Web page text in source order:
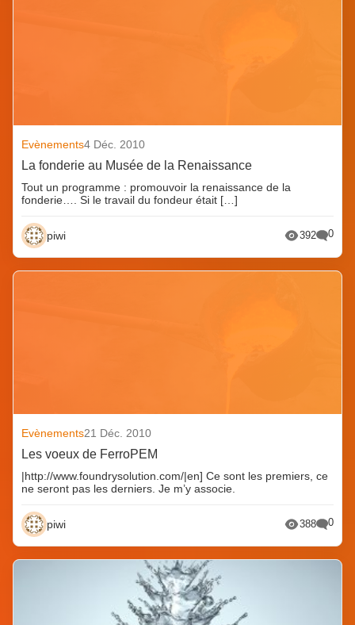
Evènements4 Déc. 2010
La fonderie au Musée de la Renaissance
Tout un programme : promouvoir la renaissance de la
fonderie…. Si le travail du fondeur était […]
piwi 392 0
Evènements21 Déc. 2010
Les voeux de FerroPEM
|http://www.foundrysolution.com/|en] Ce sont les premiers, ce
ne seront pas les derniers. Je m’y associe.
piwi 388 0